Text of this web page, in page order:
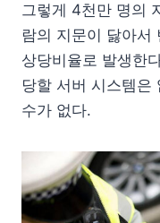
그렇게 4천만 명의
람의 지문이 닳아서
상당비율로 발생한
당할 서버 시스템은
수가 없다.